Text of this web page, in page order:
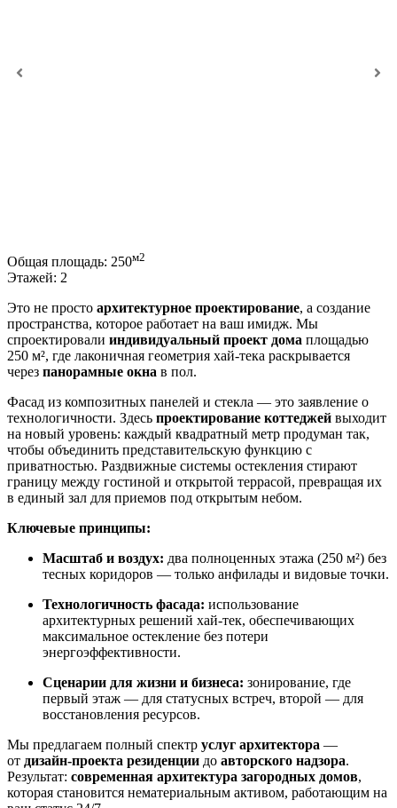
Общая площадь: 250м2
Этажей: 2
Это не просто архитектурное проектирование, а создание
пространства, которое работает на ваш имидж. Мы
спроектировали индивидуальный проект дома площадью
250 м², где лаконичная геометрия хай-тека раскрывается
через панорамные окна в пол.
Фасад из композитных панелей и стекла — это заявление о
технологичности. Здесь проектирование коттеджей выходит
на новый уровень: каждый квадратный метр продуман так,
чтобы объединить представительскую функцию с
приватностью. Раздвижные системы остекления стирают
границу между гостиной и открытой террасой, превращая их
в единый зал для приемов под открытым небом.
Ключевые принципы:
Масштаб и воздух: два полноценных этажа (250 м²) без
тесных коридоров — только анфилады и видовые точки.
Технологичность фасада: использование
архитектурных решений хай-тек, обеспечивающих
максимальное остекление без потери
энергоэффективности.
Сценарии для жизни и бизнеса: зонирование, где
первый этаж — для статусных встреч, второй — для
восстановления ресурсов.
Мы предлагаем полный спектр услуг архитектора —
от дизайн-проекта резиденции до авторского надзора.
Результат: современная архитектура загородных домов,
которая становится нематериальным активом, работающим на